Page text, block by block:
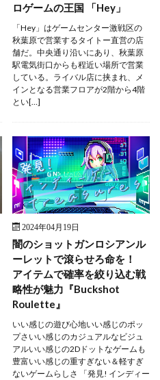
ロゲームの王国 「Hey」
「Hey」はゲームセンター激戦区の
秋葉原で営業するタイトー直営の店
舗だ。中央通り沿いにあり、秋葉原
駅電気街口からも程近い場所で営業
している。ライバル店に挟まれ、メ
インとなる営業フロアが2階から4階
とい[…]
2024年04月19日
闇のショットガンロシアンル
ーレットで滾らせろ命を！
アイテムで確率を絞り込む戦
略性が魅力『Buckshot
Roulette』
いい感じの遊び心地いい感じのポッ
プさいい感じのカジュアルなビジュ
アルいい感じの2Dドットなゲームも
豊富いい感じの重すぎない＆軽すぎ
ないゲームらしさ 「発見! インディー